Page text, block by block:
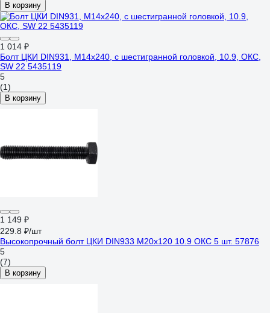
В корзину
1 014 ₽
Болт ЦКИ DIN931, М14x240, с шестигранной головкой, 10.9, ОКС,
SW 22 5435119
5
(1)
В корзину
1 149 ₽
229.8 ₽/шт
Высокопрочный болт ЦКИ DIN933 М20х120 10.9 ОКС 5 шт. 57876
5
(7)
В корзину